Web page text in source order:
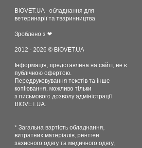
BIOVET.UA - обладнання для
ветеринарії та тваринництва
Зроблено з ❤
2012 - 2026 © BIOVET.UA
Інформація, представлена на сайті, не є
публічною офертою.
Передруковування текстів та інше
копіювання, можливо тільки
з письмового дозволу адміністрації
BIOVET.UA.
* Загальна вартість обладнання,
витратних матеріалів, рентген
захисного одягу та медичного одягу,